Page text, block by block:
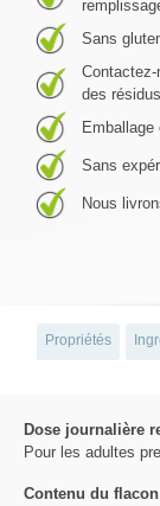
Sans
des résidus
Sans
Nous
Propriétés
Dose journalière
Pour les adultes
Contenu du